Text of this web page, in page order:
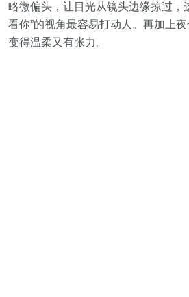
略微偏头，让目光从镜头边缘掠过，
看你”的视角最容易打动人。再加上
变得温柔又有张力。